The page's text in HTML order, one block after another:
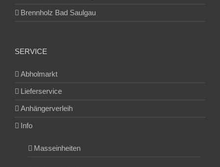
Brennholz Bad Saulgau
SERVICE
Abholmarkt
Lieferservice
Anhängerverleih
Info
Masseinheiten